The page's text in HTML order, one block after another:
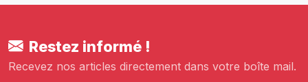
Restez informé !
Recevez nos articles directement dans votre boîte mail.